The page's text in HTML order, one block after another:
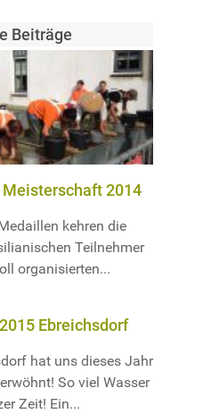
Beiträge
2014
kehren die
Teilnehmer
organisierten...
Ebreichsdorf
hat uns dieses Jahr
So viel Wasser
Zeit! Ein...